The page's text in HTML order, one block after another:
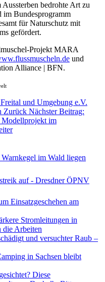
bedrohte Art zu
Bundesprogramm
für Naturschutz mit
gefördert.
Projekt MARA
und
Alliance | BFN.
und Umgebung e.V.
Zurück Nächster Beitrag:
Modellprojekt im
im Wald liegen
auf - Dresdner ÖPNV
Einsatzgeschehen am
Stromleitungen in
die Arbeiten
und versuchter Raub –
in Sachsen bleibt
Diese